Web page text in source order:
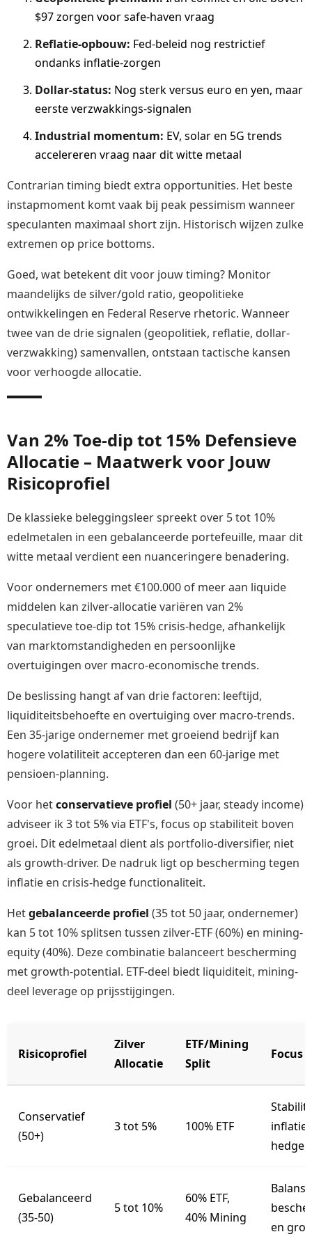
$97 zorgen voor safe-haven vraag
Reflatie-opbouw: Fed-beleid nog restrictief
ondanks inflatie-zorgen
Dollar-status: Nog sterk versus euro en yen, maar
eerste verzwakkings-signalen
Industrial momentum: EV, solar en 5G trends
accelereren vraag naar dit witte metaal
Contrarian timing biedt extra opportunities. Het beste
instapmoment komt vaak bij peak pessimism wanneer
speculanten maximaal short zijn. Historisch wijzen zulke
extremen op price bottoms.
Goed, wat betekent dit voor jouw timing? Monitor
maandelijks de silver/gold ratio, geopolitieke
ontwikkelingen en Federal Reserve rhetoric. Wanneer
twee van de drie signalen (geopolitiek, reflatie, dollar-
verzwakking) samenvallen, ontstaan tactische kansen
voor verhoogde allocatie.
Van 2% Toe-dip tot 15% Defensieve
Allocatie – Maatwerk voor Jouw
Risicoprofiel
De klassieke beleggingsleer spreekt over 5 tot 10%
edelmetalen in een gebalanceerde portefeuille, maar dit
witte metaal verdient een nuanceringere benadering.
Voor ondernemers met €100.000 of meer aan liquide
middelen kan zilver-allocatie variëren van 2%
speculatieve toe-dip tot 15% crisis-hedge, afhankelijk
van marktomstandigheden en persoonlijke
overtuigingen over macro-economische trends.
De beslissing hangt af van drie factoren: leeftijd,
liquiditeitsbehoefte en overtuiging over macro-trends.
Een 35-jarige ondernemer met groeiend bedrijf kan
hogere volatiliteit accepteren dan een 60-jarige met
pensioen-planning.
Voor hetconservatieve profiel (50+ jaar, steady income)
adviseer ik 3 tot 5% via ETF's, focus op stabiliteit boven
groei. Dit edelmetaal dient als portfolio-diversifier, niet
als growth-driver. De nadruk ligt op bescherming tegen
inflatie en crisis-hedge functionaliteit.
Hetgebalanceerde profiel (35 tot 50 jaar, ondernemer)
kan 5 tot 10% splitsen tussen zilver-ETF (60%) en mining-
equity (40%). Deze combinatie balanceert bescherming
met growth-potential. ETF-deel biedt liquiditeit, mining-
deel leverage op prijsstijgingen.
Risicoprofiel
Zilver
Allocatie
ETF/Mining
Split
Focus
Conservatief
(50+)
3 tot 5% 100% ETF
inflatie-
hedge
Gebalanceerd
(35-50)
5 tot 10%
60% ETF,
40% Mining
Balans
en